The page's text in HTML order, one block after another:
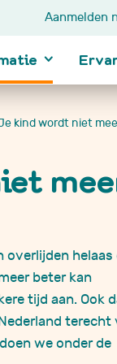
Aanmelden
wil informatie
bij
behandeling
Je kind wordt niet
kind is
kind wordt niet
overlijden helaas
beter kan
tijd aan. Ook
terecht
we onder de